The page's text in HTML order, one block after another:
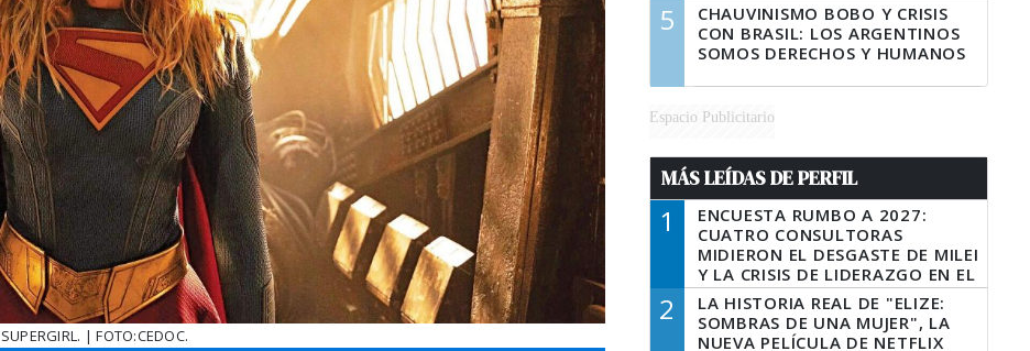
SUPERGIRL. | FOTO:CEDOC.
5
CHAUVINISMO BOBO Y CRISIS
CON BRASIL: LOS ARGENTINOS
SOMOS DERECHOS Y HUMANOS
Espacio Publicitario
MÁS LEÍDAS DE PERFIL
1
ENCUESTA RUMBO A 2027:
CUATRO CONSULTORAS
MIDIERON EL DESGASTE DE MILEI
Y LA CRISIS DE LIDERAZGO EN EL
PERONISMO
2
LA HISTORIA REAL DE "ELIZE:
SOMBRAS DE UNA MUJER", LA
NUEVA PELÍCULA DE NETFLIX